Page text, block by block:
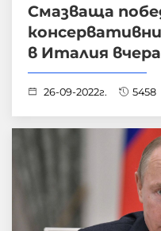
Смазваща
в Италия
26-09-2022г. 5458